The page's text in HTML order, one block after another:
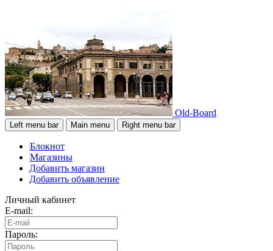
Old-Board
Left menu bar Main menu Right menu bar
Блокнот
Магазины
Добавить магазин
Добавить объявление
Личный кабинет
E-mail:
Пароль: